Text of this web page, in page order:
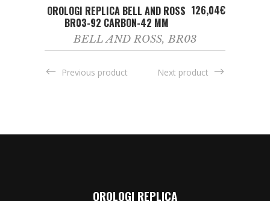
ADD TO CART
OROLOGI REPLICA BELL AND ROSS
BR03-92 CARBON-42 MM
126,04€
BELL AND ROSS,BR03
Previous product Next product
OROLOGI REPLICA